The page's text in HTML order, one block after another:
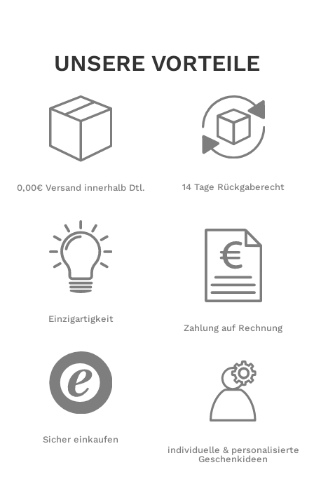
UNSERE VORTEILE
0,00€ Versand innerhalb Dtl.
Einzigartigkeit
Sicher einkaufen
14 Tage Rückgaberecht
Zahlung auf Rechnung
individuelle & personalisierte
Geschenkideen